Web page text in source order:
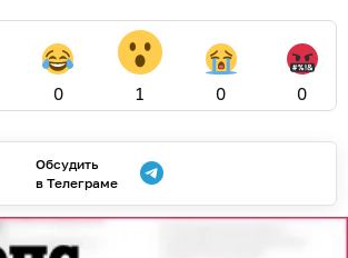
0 1 0 0
Обсудить
в Телеграме